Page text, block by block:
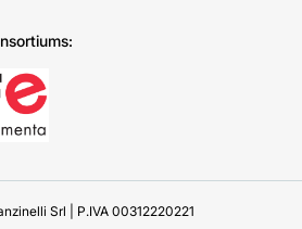
Srl | P.IVA 00312220221